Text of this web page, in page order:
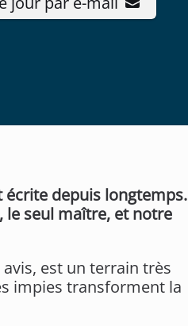
depuis longtemps.
le seul maître, et notre
est un terrain très
impies transforment la